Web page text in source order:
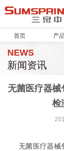
首页 产品
无菌医疗器械
无菌医疗器
检
NEWS
新闻资讯